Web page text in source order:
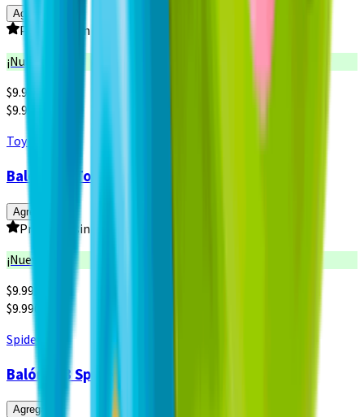
Agregar
Producto sin calificar
¡Nuevo!
$9.990
$9.990 x un
Toy Story
Balón N°3 Toy Story 5
Agregar
Producto sin calificar
¡Nuevo!
$9.990
$9.990 x un
Spiderman
Balón N°3 Spiderman
Agregar